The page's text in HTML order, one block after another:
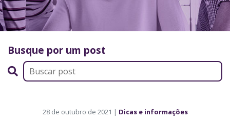
Busque por um post
28 de outubro de 2021 | Dicas e informações